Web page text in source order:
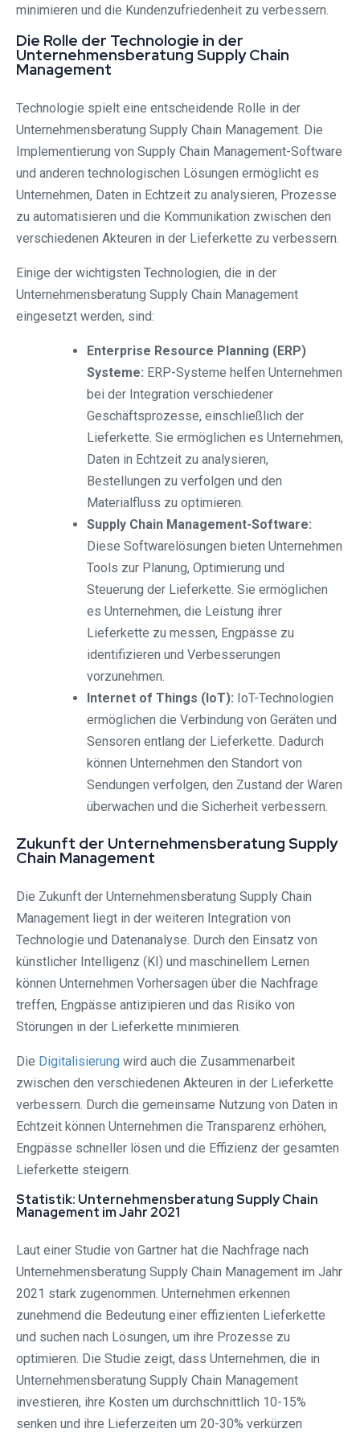
minimieren und die Kundenzufriedenheit zu verbessern.
Die Rolle der Technologie in der
Unternehmensberatung Supply Chain
Management
Technologie spielt eine entscheidende Rolle in der
Unternehmensberatung Supply Chain Management. Die
Implementierung von Supply Chain Management-Software
und anderen technologischen Lösungen ermöglicht es
Unternehmen, Daten in Echtzeit zu analysieren, Prozesse
zu automatisieren und die Kommunikation zwischen den
verschiedenen Akteuren in der Lieferkette zu verbessern.
Einige der wichtigsten Technologien, die in der
Unternehmensberatung Supply Chain Management
eingesetzt werden, sind:
Enterprise Resource Planning (ERP)
Systeme: ERP-Systeme helfen Unternehmen
bei der Integration verschiedener
Geschäftsprozesse, einschließlich der
Lieferkette. Sie ermöglichen es Unternehmen,
Daten in Echtzeit zu analysieren,
Bestellungen zu verfolgen und den
Materialfluss zu optimieren.
Supply Chain Management-Software:
Diese Softwarelösungen bieten Unternehmen
Tools zur Planung, Optimierung und
Steuerung der Lieferkette. Sie ermöglichen
es Unternehmen, die Leistung ihrer
Lieferkette zu messen, Engpässe zu
identifizieren und Verbesserungen
vorzunehmen.
Internet of Things (IoT): IoT-Technologien
ermöglichen die Verbindung von Geräten und
Sensoren entlang der Lieferkette. Dadurch
können Unternehmen den Standort von
Sendungen verfolgen, den Zustand der Waren
überwachen und die Sicherheit verbessern.
Zukunft der Unternehmensberatung Supply
Chain Management
Die Zukunft der Unternehmensberatung Supply Chain
Management liegt in der weiteren Integration von
Technologie und Datenanalyse. Durch den Einsatz von
künstlicher Intelligenz (KI) und maschinellem Lernen
können Unternehmen Vorhersagen über die Nachfrage
treffen, Engpässe antizipieren und das Risiko von
Störungen in der Lieferkette minimieren.
Die Digitalisierung wird auch die Zusammenarbeit
zwischen den verschiedenen Akteuren in der Lieferkette
verbessern. Durch die gemeinsame Nutzung von Daten in
Echtzeit können Unternehmen die Transparenz erhöhen,
Engpässe schneller lösen und die Effizienz der gesamten
Lieferkette steigern.
Statistik: Unternehmensberatung Supply Chain
Management im Jahr 2021
Laut einer Studie von Gartner hat die Nachfrage nach
Unternehmensberatung Supply Chain Management im Jahr
2021 stark zugenommen. Unternehmen erkennen
zunehmend die Bedeutung einer effizienten Lieferkette
und suchen nach Lösungen, um ihre Prozesse zu
optimieren. Die Studie zeigt, dass Unternehmen, die in
Unternehmensberatung Supply Chain Management
investieren, ihre Kosten um durchschnittlich 10-15%
senken und ihre Lieferzeiten um 20-30% verkürzen